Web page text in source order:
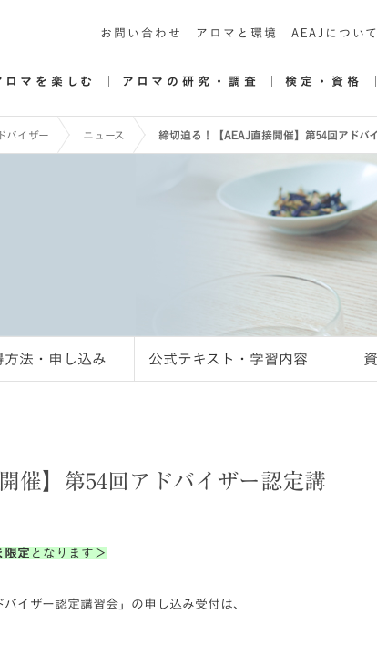
お問い合わせ アロマと環境 AEAJについて
ロマを楽しむ アロマの研究・調査 検定・資格
バイザー ニュース 締切迫る！【AEAJ直接開催】第54回アドバ
方法・申し込み 公式テキスト・学習内容
催】第54回アドバイザー認定講
限定 となります＞
イザー認定講習会」の申し込み受付は、